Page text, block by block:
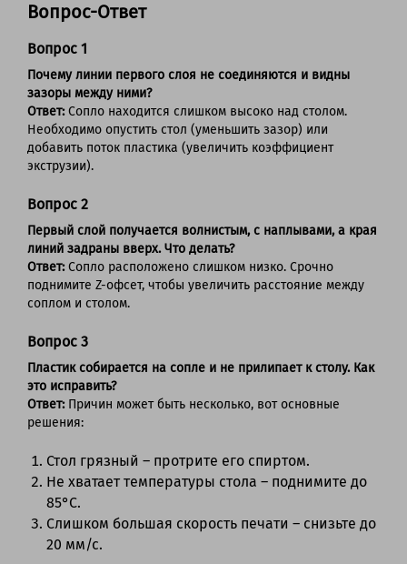
Вопрос-Ответ
Вопрос 1
Почему линии первого слоя не соединяются и видны
зазоры между ними?
Ответ:Сопло находится слишком высоко над столом.
Необходимо опустить стол (уменьшить зазор) или
добавить поток пластика (увеличить коэффициент
экструзии).
Вопрос 2
Первый слой получается волнистым, с наплывами, а края
линий задраны вверх. Что делать?
Ответ:Сопло расположено слишком низко. Срочно
поднимите Z-офсет, чтобы увеличить расстояние между
соплом и столом.
Вопрос 3
Пластик собирается на сопле и не прилипает к столу. Как
это исправить?
Ответ:Причин может быть несколько, вот основные
решения:
Стол грязный – протрите его спиртом.
Не хватает температуры стола – поднимите до
85°C.
Слишком большая скорость печати – снизьте до
20 мм/с.